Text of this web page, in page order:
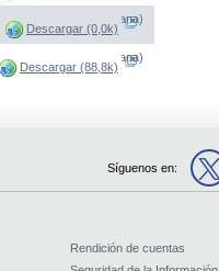
Descargar (0,0k)
(Abre una nueva ventana)
Descargar (88,8k)
(Abre una nueva ventana)
Síguenos en:
Rendición de cuentas